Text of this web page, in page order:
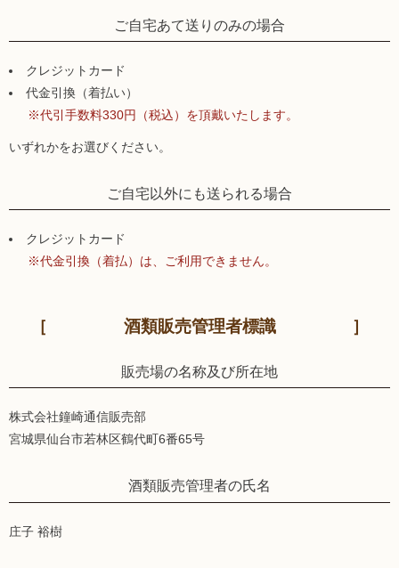
ご自宅あて送りのみの場合
クレジットカード
代金引換（着払い）
※代引手数料330円（税込）を頂戴いたします。
いずれかをお選びください。
ご自宅以外にも送られる場合
クレジットカード
※代金引換（着払）は、ご利用できません。
酒類販売管理者標識
販売場の名称及び所在地
株式会社鐘崎通信販売部
宮城県仙台市若林区鶴代町6番65号
酒類販売管理者の氏名
庄子 裕樹